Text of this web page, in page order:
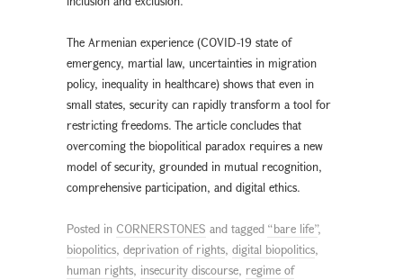
The Armenian experience (COVID-19 state of
emergency, martial law, uncertainties in migration
policy, inequality in healthcare) shows that even in
small states, security can rapidly transform a tool for
restricting freedoms. The article concludes that
overcoming the biopolitical paradox requires a new
model of security, grounded in mutual recognition,
comprehensive participation, and digital ethics.
Posted in CORNERSTONES and tagged “bare life”,
biopolitics, deprivation of rights, digital biopolitics,
human rights, insecurity discourse, regime of